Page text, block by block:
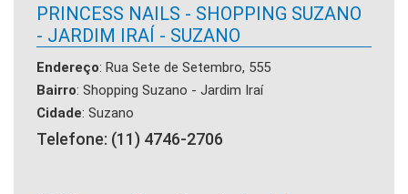
PRINCESS NAILS - SHOPPING SUZANO
- JARDIM IRAÍ - SUZANO
Endereço: Rua Sete de Setembro, 555
Bairro: Shopping Suzano - Jardim Iraí
Cidade: Suzano
Telefone: (11) 4746-2706